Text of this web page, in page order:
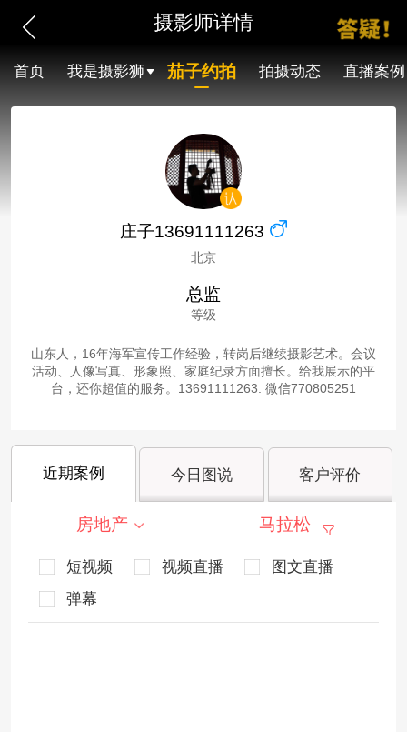
摄影师详情
首页 我是摄影狮 茄子约拍 拍摄动态 直播案例
庄子13691111263
北京
总监
等级
山东人，16年海军宣传工作经验，转岗后继续摄影艺术。会议
活动、人像写真、形象照、家庭纪录方面擅长。给我展示的平
台，还你超值的服务。13691111263. 微信770805251
近期案例 今日图说 客户评价
房地产 马拉松
短视频 视频直播
图文直播
弹幕